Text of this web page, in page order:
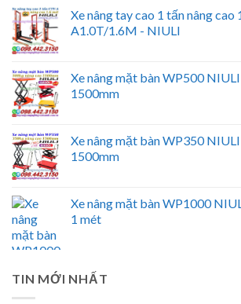
Xe nâng tay cao 1 tấn nâng cao
A1.0T/1.6M - NIULI
Xe nâng mặt bàn WP500
1500mm
Xe nâng mặt bàn WP350
1500mm
Xe nâng mặt bàn WP1000
1 mét
TIN MỚI NHẤT